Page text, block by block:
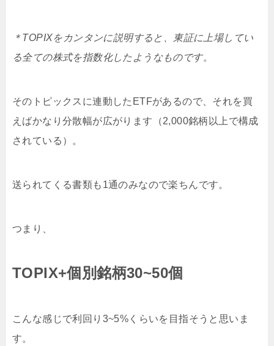
＊TOPIXをカンタンに説明すると、東証に上場してい
る全ての株式を指数化したようなものです。
そのトピックスに連動したETFがあるので、それを買
えばかなり分散幅が広がります（2,000銘柄以上で構成
されている）。
送られてくる書類も1通のみなので楽ちんです。
つまり、
TOPIX+個別銘柄30~50個
こんな感じで利回り3~5%くらいを目指そうと思いま
す。